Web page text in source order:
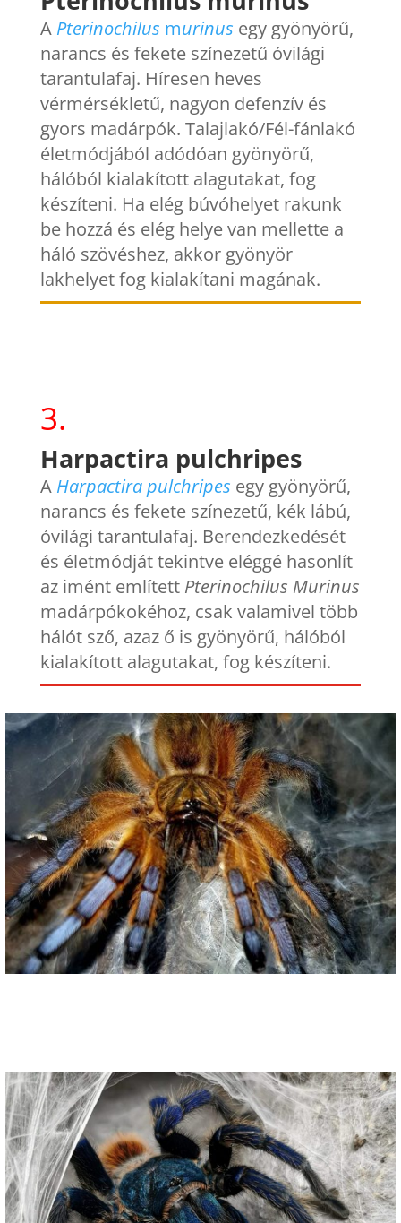
A Pterinochilus murinus egy gyönyörű,
narancs és fekete színezetű óvilági
tarantulafaj. Híresen heves
vérmérsékletű, nagyon defenzív és
gyors madárpók. Talajlakó/Fél-fánlakó
életmódjából adódóan gyönyörű,
hálóból kialakított alagutakat, fog
készíteni. Ha elég búvóhelyet rakunk
be hozzá és elég helye van mellette a
háló szövéshez, akkor gyönyör
lakhelyet fog kialakítani magának.
3.
Harpactira pulchripes
A Harpactirapulchripes egy gyönyörű,
narancs és fekete színezetű, kék lábú,
óvilági tarantulafaj. Berendezkedését
és életmódját tekintve eléggé hasonlít
az imént említett Pterinochilus Murinus
madárpókokéhoz, csak valamivel több
hálót sző, azaz ő is gyönyörű, hálóból
kialakított alagutakat, fog készíteni.